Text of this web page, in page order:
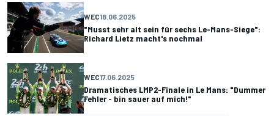
WEC18.06.2025
"Musst sehr alt sein für sechs Le-Mans-Siege":
Richard Lietz macht's nochmal
WEC17.06.2025
Dramatisches LMP2-Finale in Le Mans: "Dummer
Fehler - bin sauer auf mich!"